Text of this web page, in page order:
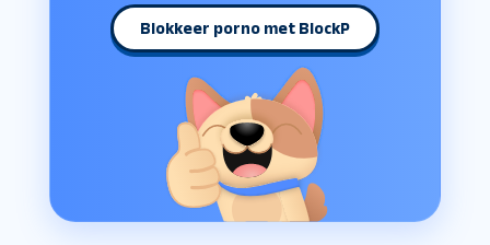
Blokkeer porno met BlockP